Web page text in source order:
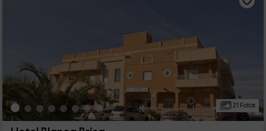
21 Fotos